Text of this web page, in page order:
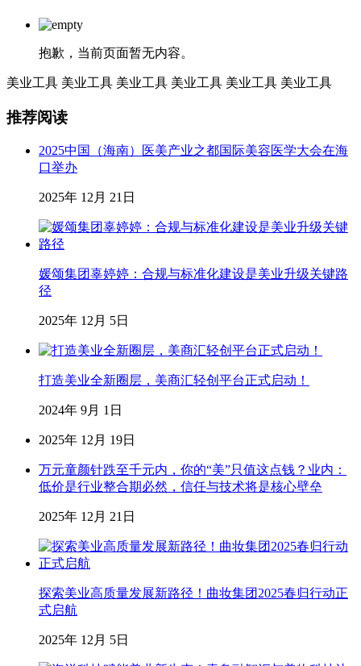
抱歉，当前页面暂无内容。
美业工具 美业工具 美业工具 美业工具 美业工具 美业工具
推荐阅读
2025中国（海南）医美产业之都国际美容医学大会在海
口举办
2025年 12月 21日
媛颂集团辜婷婷：合规与标准化建设是美业升级关键路
径
2025年 12月 5日
打造美业全新圈层，美商汇轻创平台正式启动！
2024年 9月 1日
2025年 12月 19日
万元童颜针跌至千元内，你的“美”只值这点钱？业内：
低价是行业整合期必然，信任与技术将是核心壁垒
2025年 12月 21日
探索美业高质量发展新路径！曲妆集团2025春归行动正
式启航
2025年 12月 5日